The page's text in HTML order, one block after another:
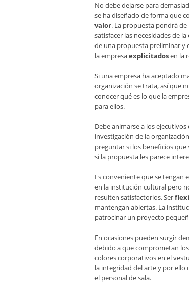
No debe dejarse para
se ha diseñado de forma que
valor. La propuesta pondrá
satisfacer las necesidades de
de una propuesta preliminar y
la empresaexplicitadosen la
Si una empresa ha aceptado
organización se trata, así que
conocer qué es lo que la
para ellos.
Debe animarse a los
investigación de la
preguntar si los beneficios que
si la propuesta les parece
Es conveniente que se tengan
en la institución cultural pero
resulten satisfactorios. Ser
mantengan abiertas. La
patrocinar un proyecto
En ocasiones pueden surgir
debido a que comprometan
colores corporativos en el
la integridad del arte y por ello
el personal de sala.